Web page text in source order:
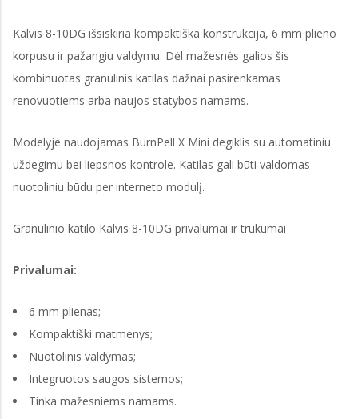
Kalvis 8-10DG išsiskiria kompaktiška konstrukcija, 6 mm plieno
korpusu ir pažangiu valdymu. Dėl mažesnės galios šis
kombinuotas granulinis katilas dažnai pasirenkamas
renovuotiems arba naujos statybos namams.
Modelyje naudojamas BurnPell X Mini degiklis su automatiniu
uždegimu bei liepsnos kontrole. Katilas gali būti valdomas
nuotoliniu būdu per interneto modulį.
Granulinio katilo Kalvis 8-10DG privalumai ir trūkumai
Privalumai:
6 mm plienas;
Kompaktiški matmenys;
Nuotolinis valdymas;
Integruotos saugos sistemos;
Tinka mažesniems namams.